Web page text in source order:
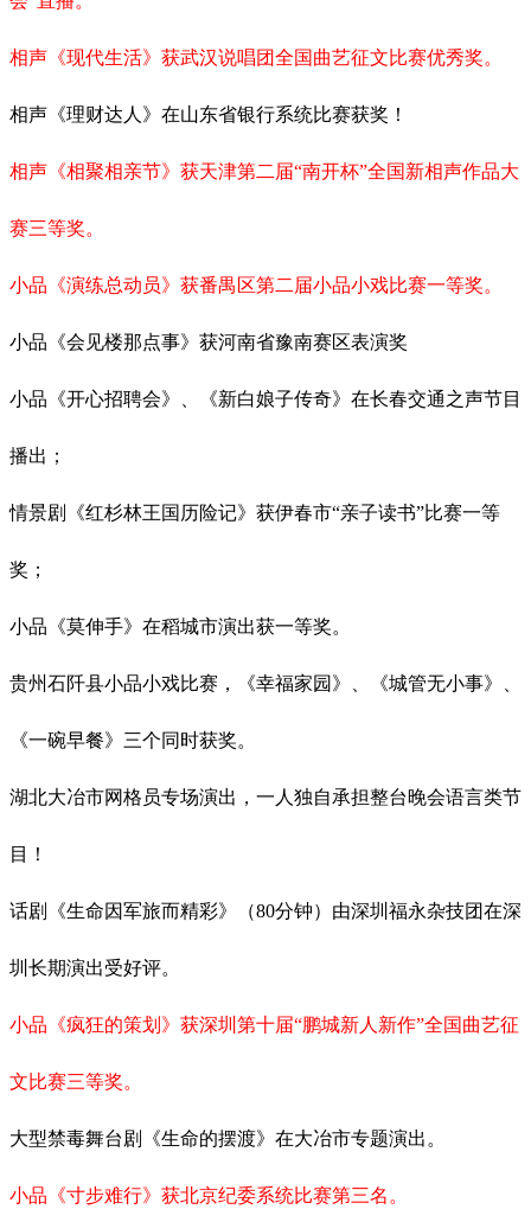
相声《现代生活》获武汉说唱团全国曲艺征文比赛优秀奖。
相声《理财达人》在山东省银行系统比赛获奖！
相声《相聚相亲节》获天津第二届“南开杯”全国新相声作品大
赛三等奖。
小品《演练总动员》获番禺区第二届小品小戏比赛一等奖。
小品《会见楼那点事》获河南省豫南赛区表演奖
小品《开心招聘会》、《新白娘子传奇》在长春交通之声节目
播出；
情景剧《红杉林王国历险记》获伊春市“亲子读书”比赛一等
奖；
小品《莫伸手》在稻城市演出获一等奖。
贵州石阡县小品小戏比赛，《幸福家园》、《城管无小事》、
《一碗早餐》三个同时获奖。
湖北大冶市网格员专场演出，一人独自承担整台晚会语言类节
目！
话剧《生命因军旅而精彩》（80分钟）由深圳福永杂技团在深
圳长期演出受好评。
小品《疯狂的策划》获深圳第十届“鹏城新人新作”全国曲艺征
文比赛三等奖。
大型禁毒舞台剧《生命的摆渡》在大冶市专题演出。
小品《寸步难行》获北京纪委系统比赛第三名。